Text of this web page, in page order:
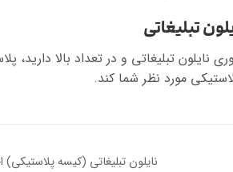
تبلیغاتی
نایلون تبلیغاتی و در تعداد بالا دارید،
مورد نظر شما کند.
نایلون تبلیغاتی (کیسه